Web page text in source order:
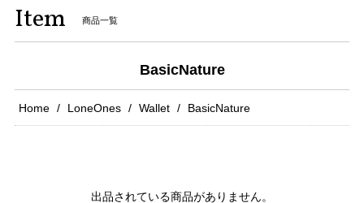
Item 商品一覧
BasicNature
Home LoneOnes Wallet BasicNature
出品されている商品がありません。